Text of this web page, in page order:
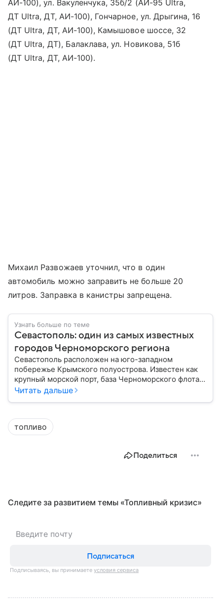
АИ-100), ул. Вакуленчука, 35б/2 (АИ-95 Ultra,
ДТ Ultra, ДТ, АИ-100), Гончарное, ул. Дрыгина, 16
(ДТ Ultra, ДТ, АИ-100), Камышовое шоссе, 32
(ДТ Ultra, ДТ), Балаклава, ул. Новикова, 51б
(ДТ Ultra, ДТ, АИ-100).
Михаил Развожаев уточнил, что в один
автомобиль можно заправить не больше 20
литров. Заправка в канистры запрещена.
Узнать больше по теме
Севастополь: один из самых известных
городов Черноморского региона
Севастополь расположен на юго-западном
побережье Крымского полуострова. Известен как
крупный морской порт, база Черноморского флота и
город с богатой военной историей, сыгравший
материале — главное об этом городе федерального
значения.
Читать дальше
топливо
Поделиться
Следите за развитием темы «Топливный кризис»
Подписаться
Подписываясь, вы принимаете условия сервиса